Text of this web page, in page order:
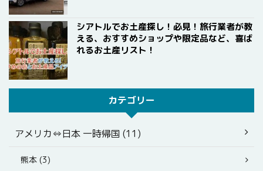
シアトルでお土産探し！必見！旅行業者が教
える、おすすめショップや限定品など、喜ば
れるお土産リスト！
カテゴリー
アメリカ⇔日本 一時帰国 (11)
熊本 (3)